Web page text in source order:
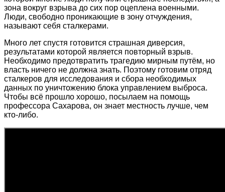
зона вокруг взрыва до сих пор оцеплена военными.
Люди, свободно проникающие в зону отчуждения,
называют себя сталкерами.
Много лет спустя готовится страшная диверсия,
результатами которой является повторный взрыв.
Необходимо предотвратить трагедию мирным путём, но
власть ничего не должна знать. Поэтому готовим отряд
сталкеров для исследования и сбора необходимых
данных по уничтожению блока управлением выброса.
Чтобы всё прошло хорошо, посылаем на помощь
профессора Сахарова, он знает местность лучше, чем
кто-либо.